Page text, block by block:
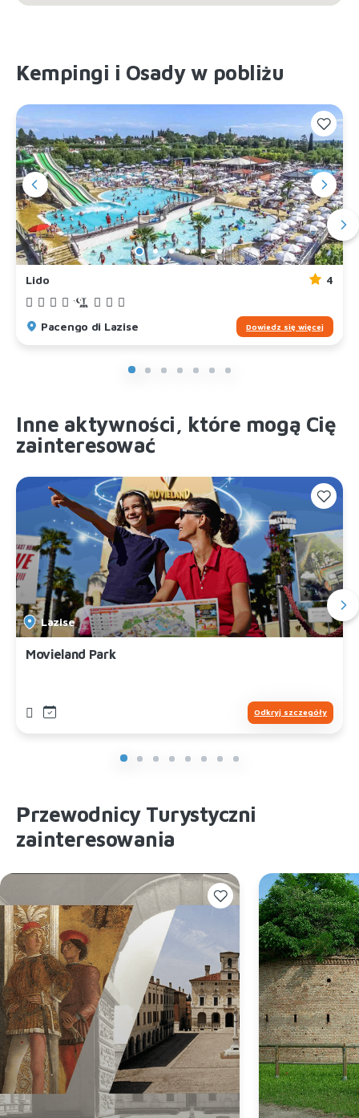
Kempingi i Osady w pobliżu
Lido 4
Pacengo di Lazise Dowiedz się więcej
Inne aktywności, które mogą Cię
zainteresować
Lazise
Movieland Park
Odkryj szczegóły
Przewodnicy Turystyczni
zainteresowania